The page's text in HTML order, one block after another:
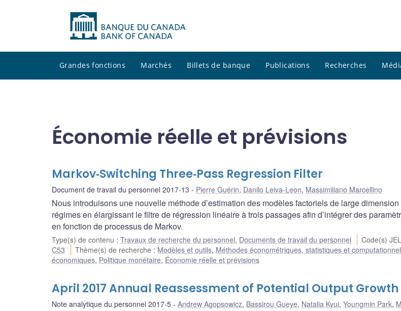
Grandes fonctions Marchés Billets de banque Publications Recherches
Économie réelle et prévisions
Markov‐Switching Three‐Pass Regression Filter
Document de travail du personnel 2017-13 Pierre Guérin, Danilo Leiva-Leon, Massimiliano Marcellino
Nous introduisons une nouvelle méthode d’estimation des modèles factoriels de large
régimes en élargissant le filtre de régression linéaire à trois passages afin d’intégrer des
en fonction de processus de Markov.
Type(s) de contenu : Travaux de recherche du personnel, Documents de travail du personnel Code(s) JEL
C53
Thème(s) de recherche : Modèles et outils, Méthodes économétriques, statistiques et
économiques, Politique monétaire, Économie réelle et prévisions
April 2017 Annual Reassessment of Potential Output
Note analytique du personnel 2017-5 Andrew Agopsowicz, Bassirou Gueye, Natalia Kyui, Youngmin Park,